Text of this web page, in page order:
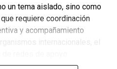
un tema aislado, sino como
requiere coordinación
y acompañamiento
internacionales, el
cardiovasculares,